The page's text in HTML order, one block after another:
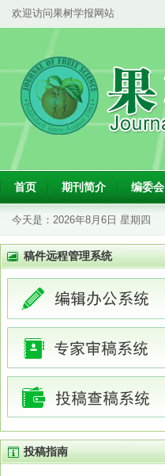
欢迎访问果树学报网站
首页 期刊简介 编委会
今天是： 2026年8月6日 星期四
稿件远程管理系统
投稿指南